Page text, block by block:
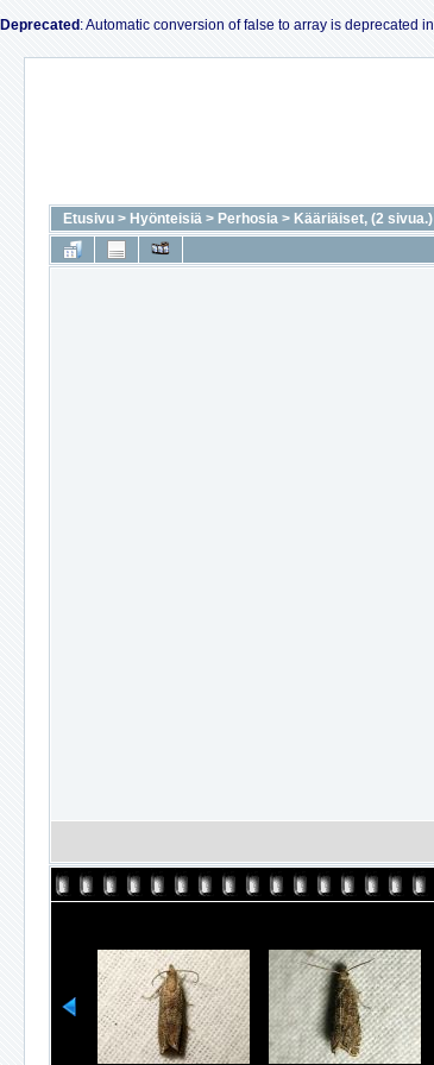
Deprecated : Automatic conversion of false to array is deprecated in
Etusivu > Hyönteisiä > Perhosia > Kääriäiset, (2 sivua.)